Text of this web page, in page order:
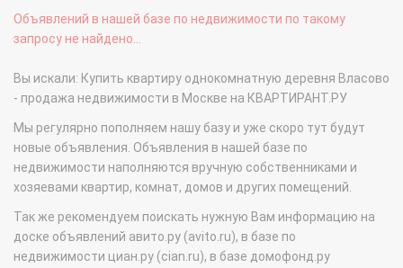
Объявлений в нашей базе по недвижимости по такому
запросу не найдено...
Вы искали: Купить квартиру однокомнатную деревня Власово
- продажа недвижимости в Москве на КВАРТИРАНТ.РУ
Мы регулярно пополняем нашу базу и уже скоро тут будут
новые объявления. Объявления в нашей базе по
недвижимости наполняются вручную собственниками и
хозяевами квартир, комнат, домов и других помещений.
Так же рекомендуем поискать нужную Вам информацию на
доске объявлений авито.ру (avito.ru), в базе по
недвижимости циан.ру (cian.ru), в базе домофонд.ру